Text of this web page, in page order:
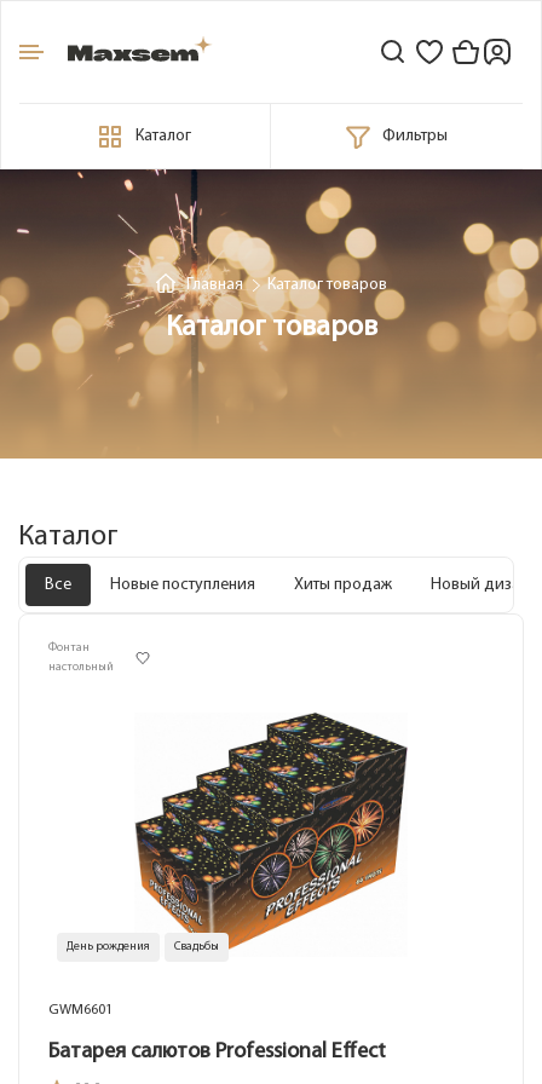
Каталог Фильтры
Главная Каталог товаров
Каталог товаров
Каталог
Все Новые поступления Хиты продаж Новый дизайн
Фонтан
настольный
День рождения Свадьбы
GWM6601
Батарея салютов Professional Effect